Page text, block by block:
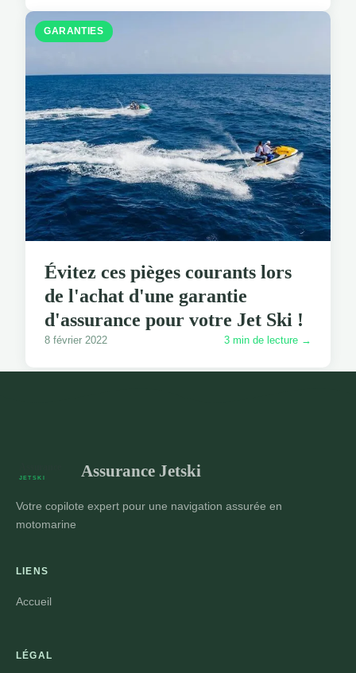
GARANTIES
Évitez ces pièges courants lors
de l'achat d'une garantie
d'assurance pour votre Jet Ski !
8 février 2022 3 min de lecture →
Assurance Jetski
Votre copilote expert pour une navigation assurée en
motomarine
LIENS
Accueil
LÉGAL